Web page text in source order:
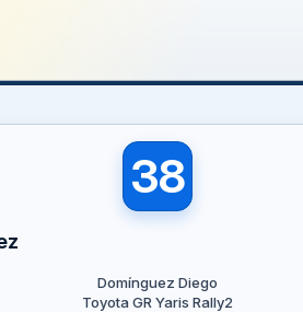
38
Domínguez Diego
Toyota GR Yaris Rally2